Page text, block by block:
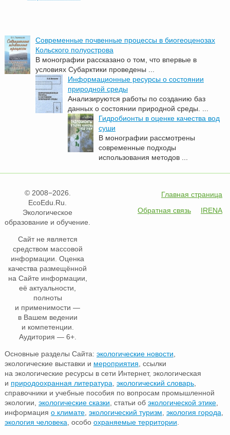
Современные почвенные процессы в биогеоценозах
Кольского полуострова
В монографии рассказано о том, что впервые в
условиях Субарктики проведены ...
Информационные ресурсы о состоянии
природной среды
Анализируются работы по созданию баз
данных о состоянии природной среды. ...
Гидробионты в оценке качества вод
суши
В монографии рассмотрены
современные подходы
использования методов ...
© 2008−2026.
EcoEdu.Ru.
Экологическое
образование и обучение.
Сайт не является
средством массовой
информации. Оценка
качества размещённой
на Сайте информации,
её актуальности,
полноты
и применимости —
в Вашем ведении
и компетенции.
Аудитория — 6+.
Главная страница
Обратная связь
IRENA
Основные разделы Сайта: экологические новости,
экологические выставки и мероприятия, ссылки
на экологические ресурсы в сети Интернет, экологическая
и природоохранная литература, экологический словарь,
справочники и учебные пособия по вопросам промышленной
экологии, экологические сказки, статьи об экологической этике,
информация о климате, экологический туризм, экология города,
экология человека, особо охраняемые территории.